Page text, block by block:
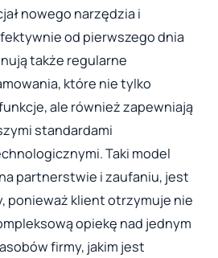
nowego narzędzia i
od pierwszego dnia
także regularne
które nie tylko
ale również zapewniają
standardami
Taki model
partnerstwie i zaufaniu, jest
ponieważ klient otrzymuje nie
opiekę nad jednym
firmy, jakim jest